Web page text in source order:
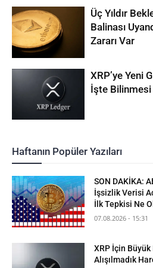
Üç Yıldır
Balinası
Zararı Var
XRP’ye Yeni
İşte
Haftanın Popüler Yazıları
SON DAKİKA:
İşsizlik Verisi
İlk Tepkisi Ne
07.08.2026 - 15:31
XRP İçin Büyük
Alışılmadık